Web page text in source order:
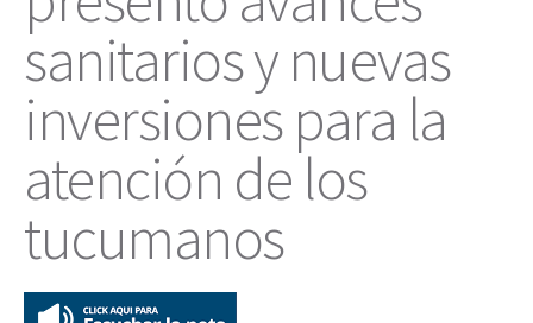
sanitarios y nuevas
inversiones para la
atención de los
tucumanos